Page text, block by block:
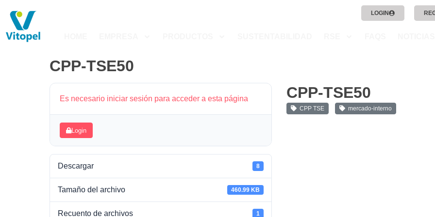
LOGIN
CPP-TSE50
Es necesario iniciar sesión para acceder a esta página
Login
Descargar 8
Tamaño del archivo 460.99 KB
Recuento de archivos 1
CPP-TSE50
CPP TSE mercado-interno